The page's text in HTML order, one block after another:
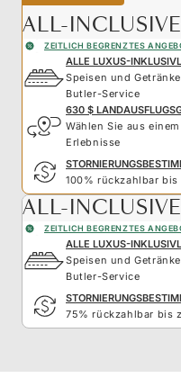
ALL-
ZEITLICH BEGRENZTES
ALLE LUXUS-
Speisen und Getränke
Butler-Service
630 $
Wählen Sie aus
Erlebnisse
100% rückzahlbar
ALL-INCLUSIVE
ZEITLICH BEGRENZTES
ALLE LUXUS-
Speisen und Getränke
Butler-Service
75% rückzahlbar bis